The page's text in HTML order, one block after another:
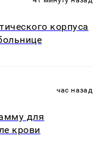
корпуса
час назад
для
крови